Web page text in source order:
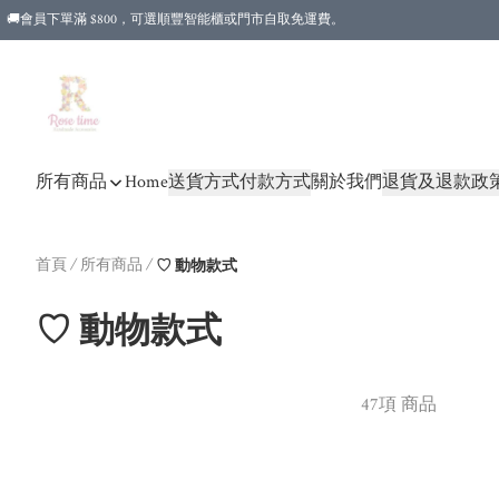
🚚會員下單滿 $800，可選順豐智能櫃或門市自取免運費。
所有商品 Home送貨方式付款方式關於我們退貨及退款政
首頁/ 所有商品 / ♡ 動物款式
♡ 動物款式
47項 商品